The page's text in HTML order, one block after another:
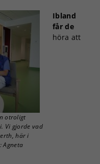
otroligt
Vi gjorde vad
här i
Agneta
Ibland
får de
höra att